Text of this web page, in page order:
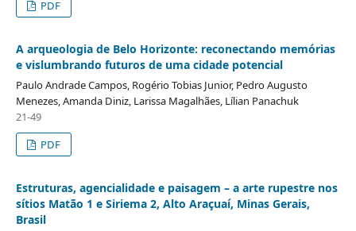
PDF
A arqueologia de Belo Horizonte: reconectando memórias
e vislumbrando futuros de uma cidade potencial
Paulo Andrade Campos, Rogério Tobias Junior, Pedro Augusto
Menezes, Amanda Diniz, Larissa Magalhães, Lílian Panachuk
21-49
PDF
Estruturas, agencialidade e paisagem – a arte rupestre nos
sítios Matão 1 e Siriema 2, Alto Araçuaí, Minas Gerais,
Brasil